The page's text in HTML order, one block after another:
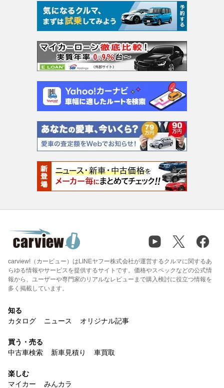
carview!（カービュー）はLINEヤフー株式会社が運営するクルマに関するあ
らゆる情報やサービスを提供するサイトです。価格やスペックなどの公式情
報から、ユーザーや専門家のリアルなレビューまで購入検討に役立つ情報を
多く掲載しています。
知る
カタログ
ニュース オリジナル記事
買う・売る
中古車検索
新車見積り 車買取
楽しむ
マイカー
みんカラ